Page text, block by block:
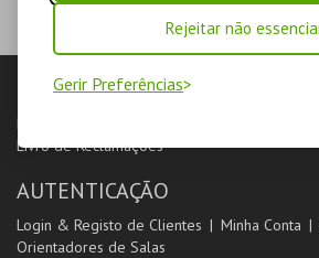
Rejeitar não
Gerir Preferências
LOJA
Pesquisar
Livro de Reclamações
AUTENTICAÇÃO
Login & Registo de Clientes Minha Conta
Orientadores de Salas